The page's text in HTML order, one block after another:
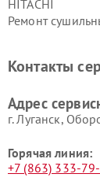
HITACHI
Ремонт
данных HITACHI
HITACHI
Контакты
Адрес
г. Луганск,
Горячая линия:
+7 (863) 333-